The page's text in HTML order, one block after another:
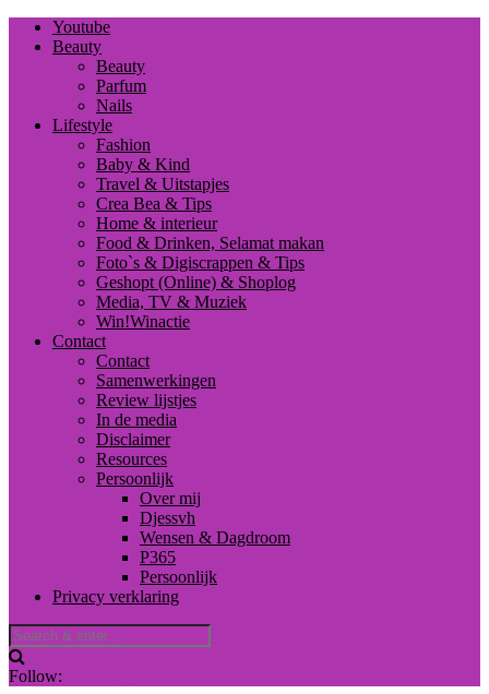
Youtube
Beauty
Beauty
Parfum
Nails
Lifestyle
Fashion
Baby & Kind
Travel & Uitstapjes
Crea Bea & Tips
Home & interieur
Food & Drinken, Selamat makan
Foto`s & Digiscrappen & Tips
Geshopt (Online) & Shoplog
Media, TV & Muziek
Win!Winactie
Contact
Contact
Samenwerkingen
Review lijstjes
In de media
Disclaimer
Resources
Persoonlijk
Over mij
Djessvh
Wensen & Dagdroom
P365
Persoonlijk
Privacy verklaring
Follow: